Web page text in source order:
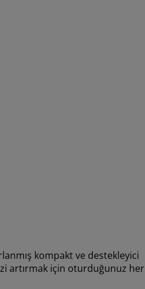
kompakt ve destekleyici
artırmak için oturduğunuz her